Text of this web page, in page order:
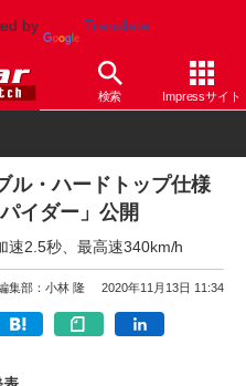
by Translate
検索 Impressサイト
その他
ル・ハードトップ仕様
イダー」公開
速2.5秒、最高速340km/h
集部：小林 隆 2020年11月13日 11:34